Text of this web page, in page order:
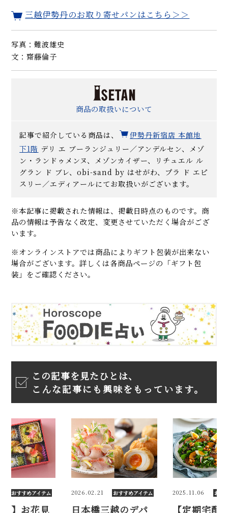
三越伊勢丹のお取り寄せパンはこちら＞＞
写真：難波雄史
文：齋藤倫子
商品の取扱いについて
記事で紹介している商品は、
伊勢丹新宿店 本館地
下1階 デリ エ ブーランジュリー／アンデルセン、メゾ
ン・ランドゥメンヌ、メゾンカイザー、リチュエル ル
グラン ド ブレ、obi-sand by はせがわ、プラ ド エピ
スリー／エディアールにてお取扱いがございます。
※本記事に掲載された情報は、掲載日時点のものです。商
品の情報は予告なく改定、変更させていただく場合がござ
います。
※オンラインストアでは商品によりギフト包装が出来ない
場合がございます。詳しくは各商品ページの「ギフト包
装」をご確認ください。
この記事を見たひとは、
こんな記事にも興味をもっています。
おすすめアイテム
越のデパ
2025.11.06 おすすめアイテム
【定期宅配】
2026.03.04 おす
【2026年